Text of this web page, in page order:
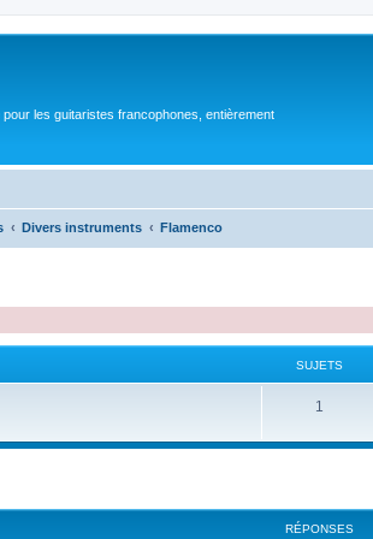
les guitaristes francophones, entièrement
Divers instruments Flamenco
SUJETS
1
t
RÉPONSES